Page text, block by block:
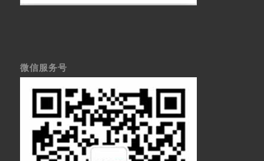
微信服务号